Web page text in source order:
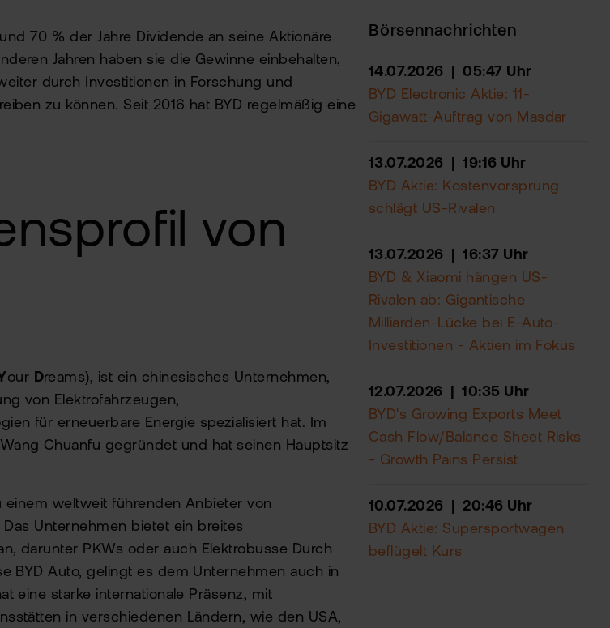
70 % der Jahre Dividende an seine Aktionäre
Jahren haben sie die Gewinne einbehalten,
durch Investitionen in Forschung und
zu können. Seit 2016 hat BYD regelmäßig eine
von
our Dreams), ist ein chinesisches Unternehmen,
von Elektrofahrzeugen,
für erneuerbare Energie spezialisiert hat. Im
Chuanfu gegründet und hat seinen Hauptsitz
einem weltweit führenden Anbieter von
Unternehmen bietet ein breites
darunter PKWs oder auch Elektrobusse Durch
BYD Auto, gelingt es dem Unternehmen auch in
eine starke internationale Präsenz, mit
in verschiedenen Ländern, wie den USA,
Börsennachrichten
14.07.2026 | 05:47 Uhr
BYD Electronic Aktie: 11-
Gigawatt-Auftrag von Masdar
13.07.2026 | 19:16 Uhr
BYD Aktie: Kostenvorsprung
schlägt US-Rivalen
13.07.2026 | 16:37 Uhr
BYD & Xiaomi hängen US-
Rivalen ab: Gigantische
Milliarden-Lücke bei E-Auto-
Investitionen - Aktien im Fokus
12.07.2026 | 10:35 Uhr
BYD's Growing Exports Meet
Cash Flow/Balance Sheet Risks
- Growth Pains Persist
10.07.2026 | 20:46 Uhr
BYD Aktie: Supersportwagen
beflügelt Kurs